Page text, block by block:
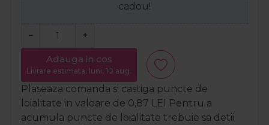
cadou!
− +
Adauga in cos
Livrare estimata: luni, 10 aug.
Plaseaza comanda si castiga puncte de
loialitate in valoare de 0,87 LEI Pentru a
acumula puncte de loialitate trebuie sa detii